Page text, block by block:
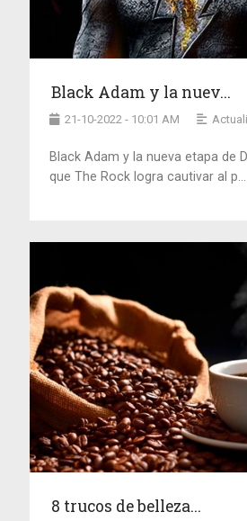
Black Adam y la nuev...
21-10-2022 - 10:01 AM
Black Adam y la nueva etapa de
que The Rock logra cautivar al p...
8 trucos de belleza...